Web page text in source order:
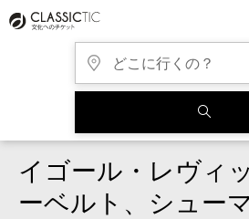
イゴール・レヴィ
ーベルト、シュー